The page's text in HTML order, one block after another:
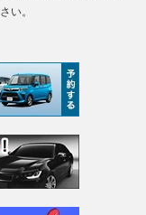
い。